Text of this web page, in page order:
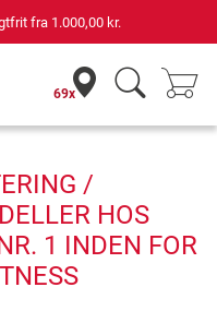
fra 1.000,00 kr.
69x
/
HOS
1 INDEN FOR